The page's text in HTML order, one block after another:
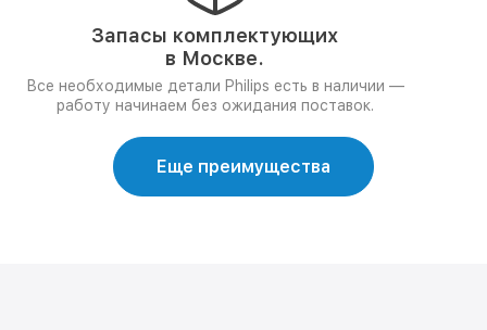
Запасы комплектующих
в Москве.
Все необходимые детали Philips есть в наличии —
работу начинаем без ожидания поставок.
Еще преимущества